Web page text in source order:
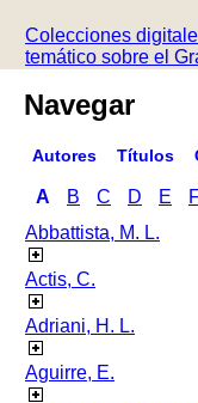
Colecciones
temático sobre el
Navegar
Autores Títulos
A B C D E
Abbattista, M. L.
Actis, C.
Adriani, H. L.
Aguirre, E.